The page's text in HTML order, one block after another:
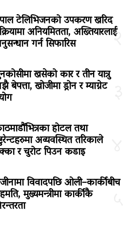
२
टेलिभिजनको उपकरण खरिद
अनियमितता, अख्तियारलाई
गर्न सिफारिस
खसेको कार र तीन यात्रु
बेपत्ता, खोजीमा ड्रोन र म्याग्नेट
होटल तथा
अव्यवस्थित तरिकाले
र चुरोट पिउन कडाइ
विवादपछि ओली–कार्कीबीच
मुख्यमन्त्रीमा कार्कीकै